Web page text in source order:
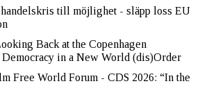
handelskris till möjlighet - släpp loss EU
Back at the Copenhagen
Democracy in a New World (dis)Order
Free World Forum - CDS 2026: “In the